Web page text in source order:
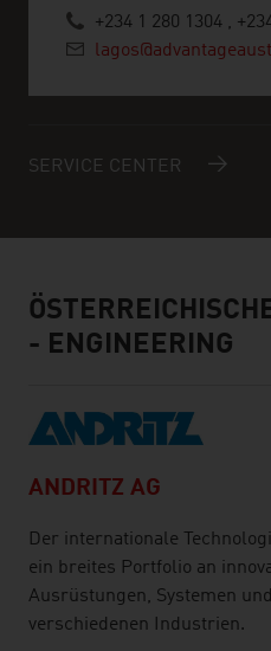
+234 1 280 1304 ,
SERVICE CENTER
- ENGINEERING
ANDRITZ AG
Der internationale
ein breites Portfolio an
Ausrüstungen, Systemen
verschiedenen Industrien.